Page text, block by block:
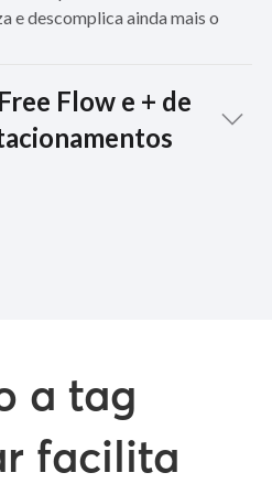
e descomplica ainda mais o
Flow e + de
a tag
facilita